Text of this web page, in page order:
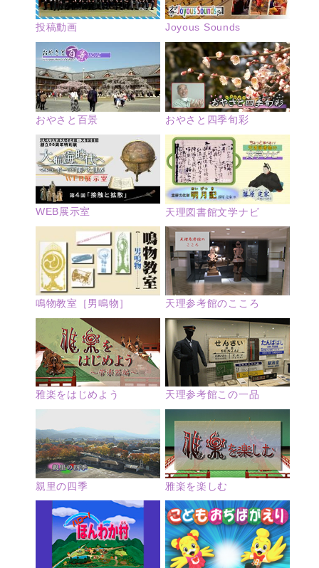
投稿動画 Joyous Sounds
おやさと百景 おやさと四季旬彩
WEB展示室 天理図書館文学ナビ
鳴物教室［男鳴物］ 天理参考館のこころ
雅楽をはじめよう 天理参考館この一品
親里の四季 雅楽を楽しむ